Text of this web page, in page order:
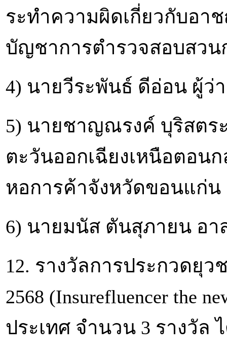
ระทำความผิดเกี่ยวกับอา
บัญชาการตำรวจสอบสวน
4) นายวีระพันธ์ ดีอ่อน ผู้ว่
5) นายชาญณรงค์ บุริสตร
ตะวันออกเฉียงเหนือตอน
หอการค้าจังหวัดขอนแก่น
6) นายมนัส ตันสุภายน อ
12. รางวัลการประกวดยุ
2568 (Insurefluencer the
ประเทศ จำนวน 3 รางวัล